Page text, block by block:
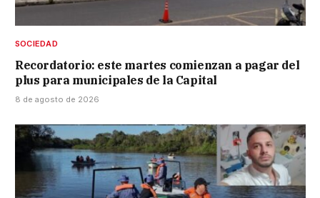
SOCIEDAD
Recordatorio: este martes comienzan a pagar del
plus para municipales de la Capital
8 de agosto de 2026